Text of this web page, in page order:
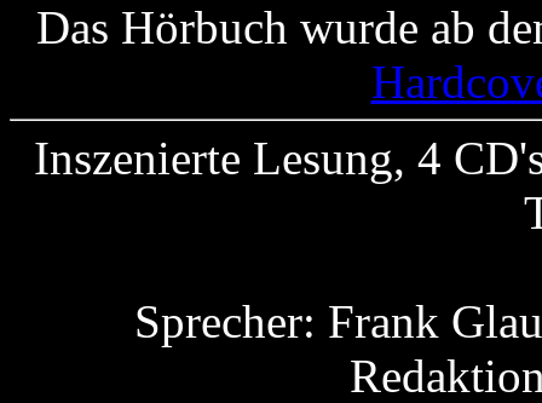
Das Hörbuch wurde ab
Inszenierte Lesung, 4
Sprecher: Frank